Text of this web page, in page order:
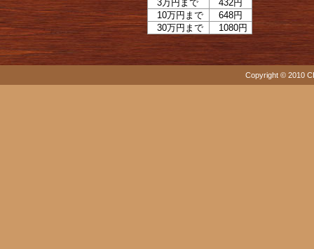
3万円まで
432円
10万円まで
648円
30万円まで
1080円
Copyright © 2010